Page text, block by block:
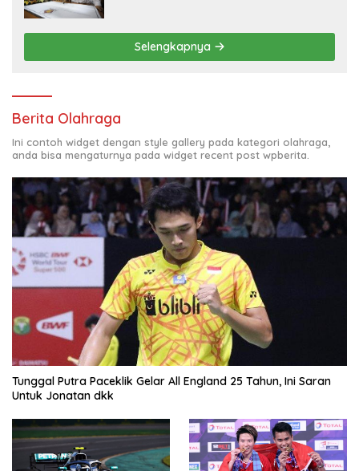
Selengkapnya
Berita Olahraga
Ini contoh widget dengan style gallery pada kategori olahraga,
anda bisa mengaturnya pada widget recent post wpberita.
Tunggal Putra Paceklik Gelar All England 25 Tahun, Ini Saran
Untuk Jonatan dkk